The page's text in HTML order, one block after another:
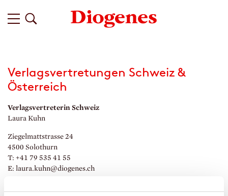
Verlagsvertretungen Schweiz &
Österreich
Verlagsvertreterin Schweiz
Laura Kuhn
Ziegelmattstrasse 24
4500 Solothurn
T: +41 79 535 41 55
E: laura.kuhn@diogenes.ch
Verlagsvertreterin Österreich